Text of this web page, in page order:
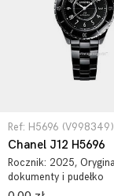
Ref: H5696 (V998349)
Chanel J12 H5696
Rocznik: 2025,
dokumenty i pudełko